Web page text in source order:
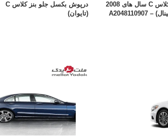
قاب آینه بنز کلاس C سال های 2008
تا 2012 (اورجینال) – A2048110907
درپوش بکسل جلو بنز کلاس C
(تایوان)